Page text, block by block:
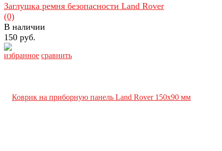
избранное сравнить
Заглушка ремня безопасности Land Rover
(0)
В наличии
150 руб.